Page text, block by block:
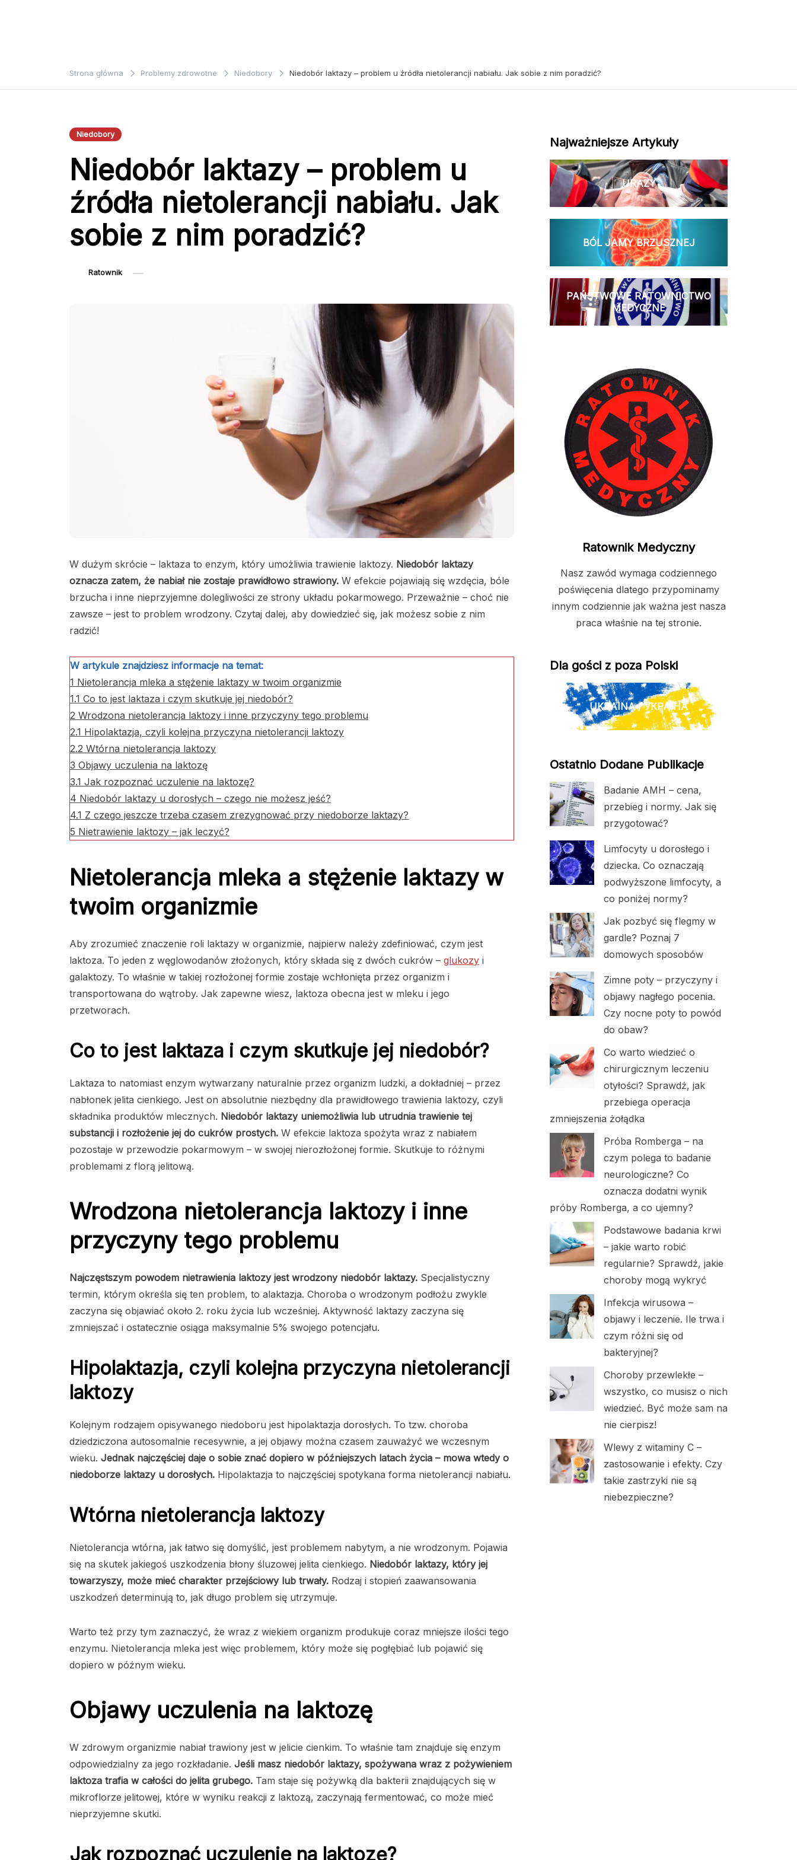
Strona główna Problemy zdrowotne Niedobory Niedobór laktazy – problem u źródła nietolerancji nabiału. Jak sobie z nim poradzić?
Niedobory
Niedobór laktazy – problem u
źródła nietolerancji nabiału. Jak
sobie z nim poradzić?
Ratownik
W dużym skrócie – laktaza to enzym, który umożliwia trawienie laktozy. Niedobór laktazy
oznacza zatem, że nabiał nie zostaje prawidłowo strawiony. W efekcie pojawiają się wzdęcia, bóle
brzucha i inne nieprzyjemne dolegliwości ze strony układu pokarmowego. Przeważnie – choć nie
zawsze – jest to problem wrodzony. Czytaj dalej, aby dowiedzieć się, jak możesz sobie z nim
radzić!
W artykule znajdziesz informacje na temat:
1 Nietolerancja mleka a stężenie laktazy w twoim organizmie
1.1 Co to jest laktaza i czym skutkuje jej niedobór?
2 Wrodzona nietolerancja laktozy i inne przyczyny tego problemu
2.1 Hipolaktazja, czyli kolejna przyczyna nietolerancji laktozy
2.2 Wtórna nietolerancja laktozy
3 Objawy uczulenia na laktozę
3.1 Jak rozpoznać uczulenie na laktozę?
4 Niedobór laktazy u dorosłych – czego nie możesz jeść?
4.1 Z czego jeszcze trzeba czasem zrezygnować przy niedoborze laktazy?
5 Nietrawienie laktozy – jak leczyć?
Nietolerancja mleka a stężenie laktazy w
twoim organizmie
Aby zrozumieć znaczenie roli laktazy w organizmie, najpierw należy zdefiniować, czym jest
laktoza. To jeden z węglowodanów złożonych, który składa się z dwóch cukrów – glukozy i
galaktozy. To właśnie w takiej rozłożonej formie zostaje wchłonięta przez organizm i
transportowana do wątroby. Jak zapewne wiesz, laktoza obecna jest w mleku i jego
przetworach.
Co to jest laktaza i czym skutkuje jej niedobór?
Laktaza to natomiast enzym wytwarzany naturalnie przez organizm ludzki, a dokładniej – przez
nabłonek jelita cienkiego. Jest on absolutnie niezbędny dla prawidłowego trawienia laktozy, czyli
składnika produktów mlecznych. Niedobór laktazy uniemożliwia lub utrudnia trawienie tej
substancji i rozłożenie jej do cukrów prostych. W efekcie laktoza spożyta wraz z nabiałem
pozostaje w przewodzie pokarmowym – w swojej nierozłożonej formie. Skutkuje to różnymi
problemami z florą jelitową.
Wrodzona nietolerancja laktozy i inne
przyczyny tego problemu
Najczęstszym powodem nietrawienia laktozy jest wrodzony niedobór laktazy. Specjalistyczny
termin, którym określa się ten problem, to alaktazja. Choroba o wrodzonym podłożu zwykle
zaczyna się objawiać około 2. roku życia lub wcześniej. Aktywność laktazy zaczyna się
zmniejszać i ostatecznie osiąga maksymalnie 5% swojego potencjału.
Hipolaktazja, czyli kolejna przyczyna nietolerancji
laktozy
Kolejnym rodzajem opisywanego niedoboru jest hipolaktazja dorosłych. To tzw. choroba
dziedziczona autosomalnie recesywnie, a jej objawy można czasem zauważyć we wczesnym
wieku. Jednak najczęściej daje o sobie znać dopiero w późniejszych latach życia – mowa wtedy o
niedoborze laktazy u dorosłych. Hipolaktazja to najczęściej spotykana forma nietolerancji nabiału.
Wtórna nietolerancja laktozy
Nietolerancja wtórna, jak łatwo się domyślić, jest problemem nabytym, a nie wrodzonym. Pojawia
się na skutek jakiegoś uszkodzenia błony śluzowej jelita cienkiego. Niedobór laktazy, który jej
towarzyszy, może mieć charakter przejściowy lub trwały. Rodzaj i stopień zaawansowania
uszkodzeń determinują to, jak długo problem się utrzymuje.
Warto też przy tym zaznaczyć, że wraz z wiekiem organizm produkuje coraz mniejsze ilości tego
enzymu. Nietolerancja mleka jest więc problemem, który może się pogłębiać lub pojawić się
dopiero w późnym wieku.
Objawy uczulenia na laktozę
W zdrowym organizmie nabiał trawiony jest w jelicie cienkim. To właśnie tam znajduje się enzym
odpowiedzialny za jego rozkładanie. Jeśli masz niedobór laktazy, spożywana wraz z pożywieniem
laktoza trafia w całości do jelita grubego. Tam staje się pożywką dla bakterii znajdujących się w
mikroflorze jelitowej, które w wyniku reakcji z laktozą, zaczynają fermentować, co może mieć
nieprzyjemne skutki.
Jak rozpoznać uczulenie na laktozę?
Najważniejsze Artykuły
URAZY
BÓL JAMY BRZUSZNEJ
PAŃSTWOWE RATOWNICTWO
MEDYCZNE
Ratownik Medyczny
Nasz zawód wymaga codziennego
poświęcenia dlatego przypominamy
innym codziennie jak ważna jest nasza
praca właśnie na tej stronie.
Dla gości z poza Polski
UKRAINA / УКРАЇНА
Ostatnio Dodane Publikacje
Badanie AMH – cena,
przebieg i normy. Jak się
przygotować?
Limfocyty u dorosłego i
dziecka. Co oznaczają
podwyższone limfocyty, a
co poniżej normy?
Jak pozbyć się flegmy w
gardle? Poznaj 7
domowych sposobów
Zimne poty – przyczyny i
objawy nagłego pocenia.
Czy nocne poty to powód
do obaw?
Co warto wiedzieć o
chirurgicznym leczeniu
otyłości? Sprawdź, jak
przebiega operacja
zmniejszenia żołądka
Próba Romberga – na
czym polega to badanie
neurologiczne? Co
oznacza dodatni wynik
próby Romberga, a co ujemny?
Podstawowe badania krwi
– jakie warto robić
regularnie? Sprawdź, jakie
choroby mogą wykryć
Infekcja wirusowa –
objawy i leczenie. Ile trwa i
czym różni się od
bakteryjnej?
Choroby przewlekłe –
wszystko, co musisz o nich
wiedzieć. Być może sam na
nie cierpisz!
Wlewy z witaminy C –
zastosowanie i efekty. Czy
takie zastrzyki nie są
niebezpieczne?